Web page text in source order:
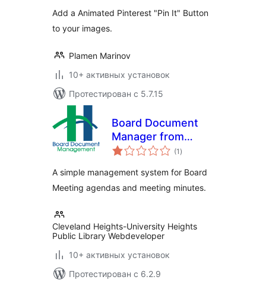
Add a Animated Pinterest "Pin It" Button
to your images.
Plamen Marinov
10+ активных установок
Протестирован с 5.7.15
Board Document
Manager from
CHUHPL
(1 общий
рейтинг
)
A simple management system for Board
Meeting agendas and meeting minutes.
Cleveland Heights-University Heights
Public Library Webdeveloper
10+ активных установок
Протестирован с 6.2.9